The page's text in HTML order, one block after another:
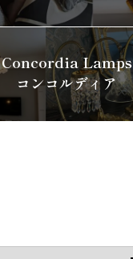
Concordia Lamps
コンコルディア